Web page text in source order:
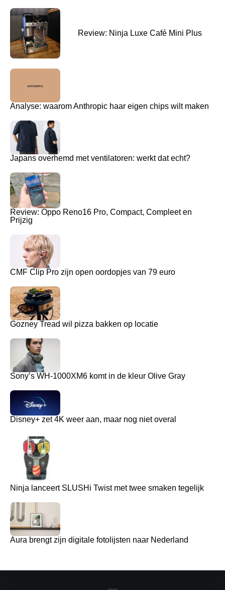
Review: Ninja Luxe Café Mini Plus
Analyse: waarom Anthropic haar eigen chips wilt maken
Japans overhemd met ventilatoren: werkt dat echt?
Review: Oppo Reno16 Pro, Compact, Compleet en
Prijzig
CMF Clip Pro zijn open oordopjes van 79 euro
Gozney Tread wil pizza bakken op locatie
Sony’s WH-1000XM6 komt in de kleur Olive Gray
Disney+ zet 4K weer aan, maar nog niet overal
Ninja lanceert SLUSHi Twist met twee smaken tegelijk
Aura brengt zijn digitale fotolijsten naar Nederland